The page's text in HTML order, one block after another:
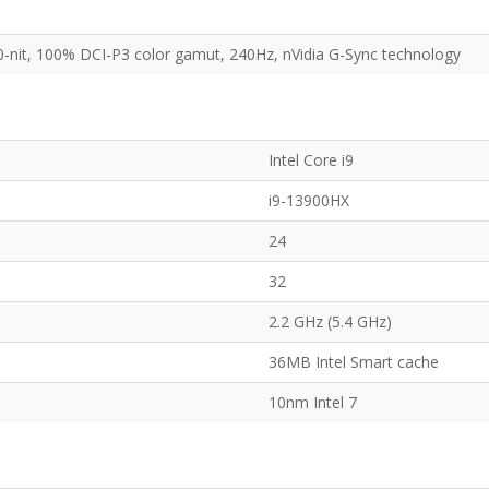
nit, 100% DCI-P3 color gamut, 240Hz, nVidia G-Sync technology
Intel Core i9
i9-13900HX
24
32
2.2 GHz (5.4 GHz)
36MB Intel Smart cache
10nm Intel 7